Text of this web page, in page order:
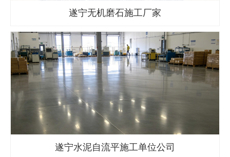
遂宁无机磨石施工厂家
遂宁水泥自流平施工单位公司